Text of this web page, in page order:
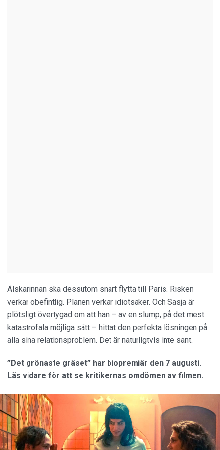
Älskarinnan ska dessutom snart flytta till Paris. Risken
verkar obefintlig. Planen verkar idiotsäker. Och Sasja är
plötsligt övertygad om att han – av en slump, på det mest
katastrofala möjliga sätt – hittat den perfekta lösningen på
alla sina relationsproblem. Det är naturligtvis inte sant.
”Det grönaste gräset” har biopremiär den 7 augusti.
Läs vidare för att se kritikernas omdömen av filmen.